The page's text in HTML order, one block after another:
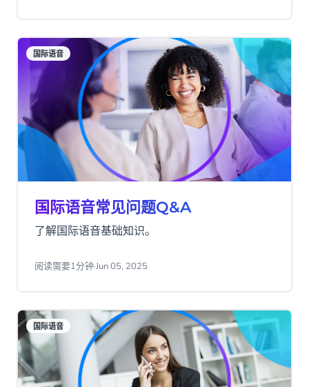
国际语音
国际语音常见问题Q&A
了解国际语音基础知识。
阅读需要1分钟·Jun 05, 2025
国际语音